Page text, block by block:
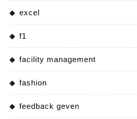
excel
f1
facility management
fashion
feedback geven